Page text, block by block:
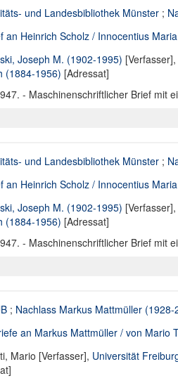
und Landesbibliothek Münster ;
an Heinrich Scholz / Innocentius
Joseph M. (1902-1995) [Verfasser],
(1884-1956) [Adressat]
- Maschinenschriftlicher Brief mit
und Landesbibliothek Münster ;
an Heinrich Scholz / Innocentius
Joseph M. (1902-1995) [Verfasser],
(1884-1956) [Adressat]
- Maschinenschriftlicher Brief mit
; Nachlass Markus Mattmüller (1928-
an Markus Mattmüller / von Mario
Mario [Verfasser], Universität